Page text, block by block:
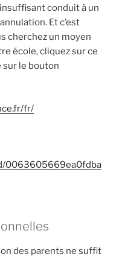
conduit à un
Et c’est
cherchez un moyen
école, cliquez sur ce
sur le bouton
fr/
0063605669ea0fdba
des parents ne suffit